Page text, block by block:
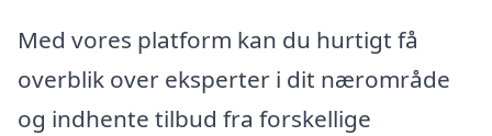
Med vores platform kan du hurtigt få
overblik over eksperter i dit nærområde
og indhente tilbud fra forskellige